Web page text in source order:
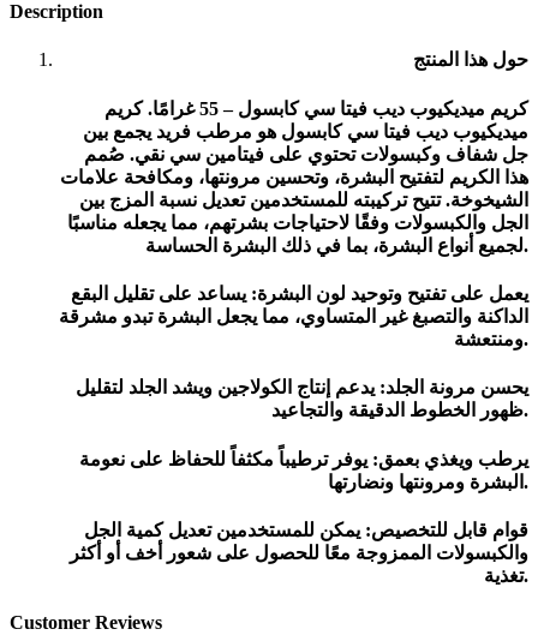
Description
حول هذا المنتج
كريم ميديكيوب ديب فيتا سي كابسول – 55 غرامًا. كريم
ميديكيوب ديب فيتا سي كابسول هو مرطب فريد يجمع بين
جل شفاف وكبسولات تحتوي على فيتامين سي نقي. صُمم
هذا الكريم لتفتيح البشرة، وتحسين مرونتها، ومكافحة علامات
الشيخوخة. تتيح تركيبته للمستخدمين تعديل نسبة المزج بين
الجل والكبسولات وفقًا لاحتياجات بشرتهم، مما يجعله مناسبًا
لجميع أنواع البشرة، بما في ذلك البشرة الحساسة.
يعمل على تفتيح وتوحيد لون البشرة: يساعد على تقليل البقع
الداكنة والتصبغ غير المتساوي، مما يجعل البشرة تبدو مشرقة
ومنتعشة.
يحسن مرونة الجلد: يدعم إنتاج الكولاجين ويشد الجلد لتقليل
ظهور الخطوط الدقيقة والتجاعيد.
يرطب ويغذي بعمق: يوفر ترطيباً مكثفاً للحفاظ على نعومة
البشرة ومرونتها ونضارتها.
قوام قابل للتخصيص: يمكن للمستخدمين تعديل كمية الجل
والكبسولات الممزوجة معًا للحصول على شعور أخف أو أكثر
تغذية.
Customer Reviews